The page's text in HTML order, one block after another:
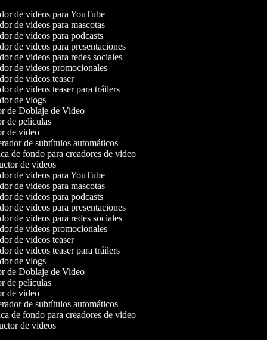
de videos para YouTube
de videos para mascotas
de videos para podcasts
de videos para presentaciones
de videos para redes sociales
de videos promocionales
de videos teaser
de videos teaser para tráilers
de vlogs
de Doblaje de Video
de películas
de video
de subtítulos automáticos
de fondo para creadores de video
de videos
de videos para YouTube
de videos para mascotas
de videos para podcasts
de videos para presentaciones
de videos para redes sociales
de videos promocionales
de videos teaser
de videos teaser para tráilers
de vlogs
de Doblaje de Video
de películas
de video
de subtítulos automáticos
de fondo para creadores de video
de videos